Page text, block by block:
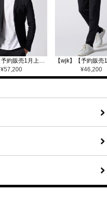
【wjk】【予約販売1月上旬～中旬入荷】function knit jacket(jacquard check) ニットジャケット(207 mw08j)
¥57,200 ¥46,200